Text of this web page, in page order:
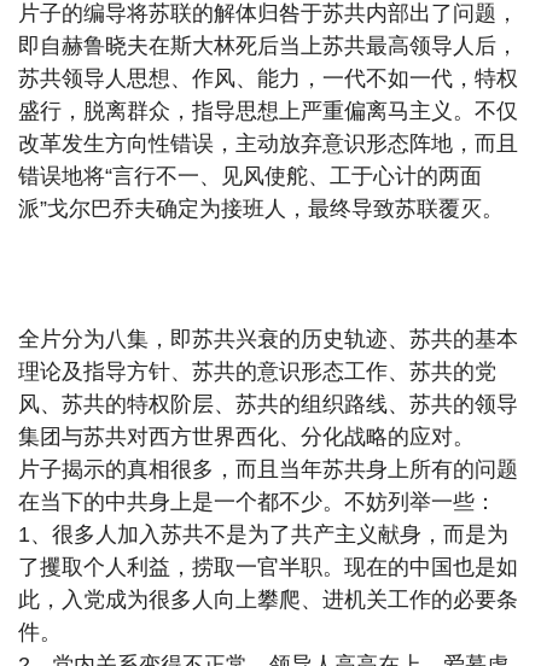
片子的编导将苏联的解体归咎于苏共内部出了问题，
即自赫鲁晓夫在斯大林死后当上苏共最高领导人后，
苏共领导人思想、作风、能力，一代不如一代，特权
盛行，脱离群众，指导思想上严重偏离马主义。不仅
改革发生方向性错误，主动放弃意识形态阵地，而且
错误地将“言行不一、见风使舵、工于心计的两面
派”戈尔巴乔夫确定为接班人，最终导致苏联覆灭。
全片分为八集，即苏共兴衰的历史轨迹、苏共的基本
理论及指导方针、苏共的意识形态工作、苏共的党
风、苏共的特权阶层、苏共的组织路线、苏共的领导
集团与苏共对西方世界西化、分化战略的应对。
片子揭示的真相很多，而且当年苏共身上所有的问题
在当下的中共身上是一个都不少。不妨列举一些：
1、很多人加入苏共不是为了共产主义献身，而是为
了攫取个人利益，捞取一官半职。现在的中国也是如
此，入党成为很多人向上攀爬、进机关工作的必要条
件。